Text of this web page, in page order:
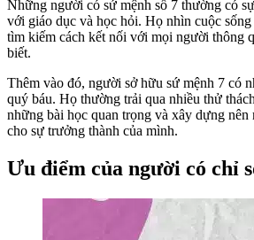
Những người có sứ mệnh số 7 thường có
với giáo dục và học hỏi. Họ nhìn cuộc
tìm kiếm cách kết nối với mọi người thông
biết.
Thêm vào đó, người sở hữu sứ mệnh 7 có
quý báu. Họ thường trải qua nhiều thử
những bài học quan trọng và xây dựng nên
cho sự trưởng thành của mình.
Ưu điểm của người có chỉ